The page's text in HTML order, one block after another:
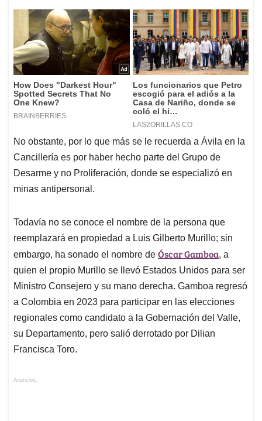
No obstante, por lo que más se le recuerda a Ávila en la
Cancillería es por haber hecho parte del Grupo de
Desarme y no Proliferación, donde se especializó en
minas antipersonal.
Todavía no se conoce el nombre de la persona que
reemplazará en propiedad a Luis Gilberto Murillo; sin
embargo, ha sonado el nombre de Óscar Gamboa, a
quien el propio Murillo se llevó Estados Unidos para ser
Ministro Consejero y su mano derecha. Gamboa regresó
a Colombia en 2023 para participar en las elecciones
regionales como candidato a la Gobernación del Valle,
su Departamento, pero salió derrotado por Dilian
Francisca Toro.
Anuncios.